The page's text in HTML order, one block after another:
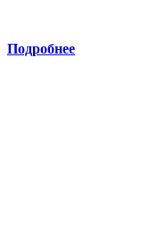
Подробнее